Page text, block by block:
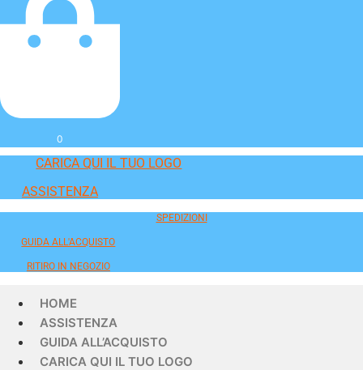
0
CARICA QUI IL TUO LOGO
ASSISTENZA
SPEDIZIONI
GUIDA ALL'ACQUISTO
RITIRO IN NEGOZIO
HOME
ASSISTENZA
GUIDA ALL’ACQUISTO
CARICA QUI IL TUO LOGO